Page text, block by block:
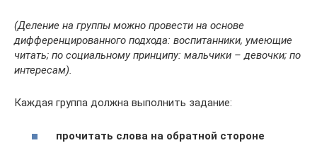
(Деление на группы можно провести на основе
дифференцированного подхода: воспитанники, умеющие
читать; по социальному принципу: мальчики – девочки; по
интересам).
Каждая группа должна выполнить задание:
прочитать слова на обратной стороне